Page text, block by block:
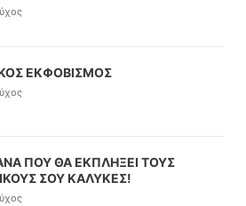
ΕΚΦΟΒΙΣΜΟΣ
ΠΟΥ ΘΑ ΕΚΠΛΗΞΕΙ ΤΟΥΣ
ΣΟΥ ΚΑΛΥΚΕΣ!